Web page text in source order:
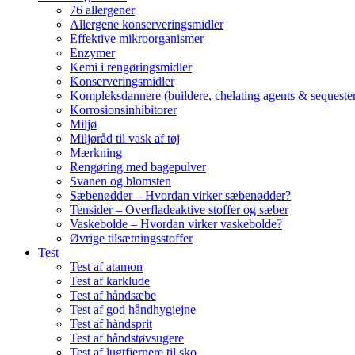
76 allergener
Allergene konserveringsmidler
Effektive mikroorganismer
Enzymer
Kemi i rengøringsmidler
Konserveringsmidler
Kompleksdannere (buildere, chelating agents &
Korrosionsinhibitorer
Miljø
Miljøråd til vask af tøj
Mærkning
Rengøring med bagepulver
Svanen og blomsten
Sæbenødder – Hvordan virker sæbenødder?
Tensider – Overfladeaktive stoffer og sæber
Vaskebolde – Hvordan virker vaskebolde?
Øvrige tilsætningsstoffer
Test
Test af atamon
Test af karklude
Test af håndsæbe
Test af god håndhygiejne
Test af håndsprit
Test af håndstøvsugere
Test af lugtfjernere til sko